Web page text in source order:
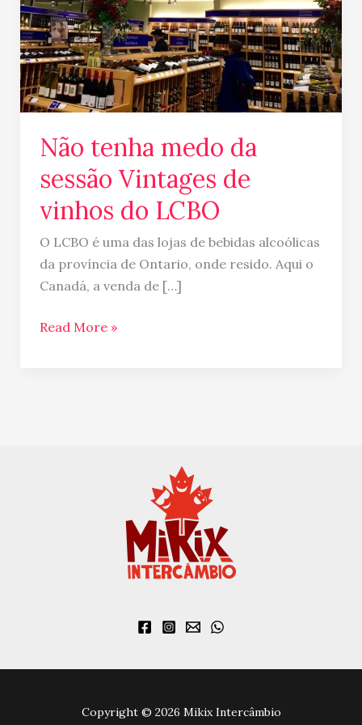
Não tenha medo da
sessão Vintages de
vinhos do LCBO
O LCBO é uma das lojas de bebidas alcoólicas
da província de Ontario, onde resido. Aqui o
Canadá, a venda de […]
de
vinhos
do
LCBO
Read More »
Copyright © 2026 Mikix Intercâmbio